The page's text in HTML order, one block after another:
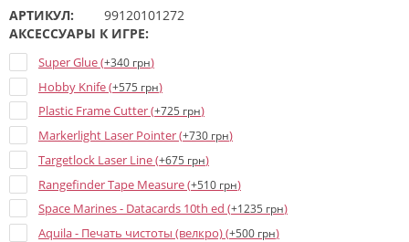
АРТИКУЛ:
99120101272
АКСЕССУАРЫ К ИГРЕ:
Super Glue (+340 грн)
Hobby Knife (+575 грн)
Plastic Frame Cutter (+725 грн)
Markerlight Laser Pointer (+730 грн)
Targetlock Laser Line (+675 грн)
Rangefinder Tape Measure (+510 грн)
Space Marines - Datacards 10th ed (+1235 грн)
Aquila - Печать чистоты (велкро) (+500 грн)